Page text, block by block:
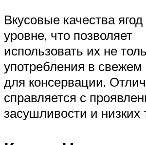
Вкусовые качества
уровне, что позволяет
использовать их не
употребления в свежем
для консервации.
справляется с
засушливости и низких